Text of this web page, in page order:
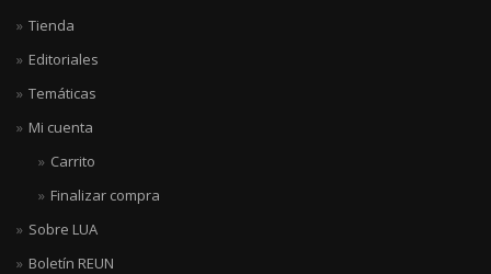
Tienda
Editoriales
Temáticas
Mi cuenta
Carrito
Finalizar compra
Sobre LUA
Boletín REUN